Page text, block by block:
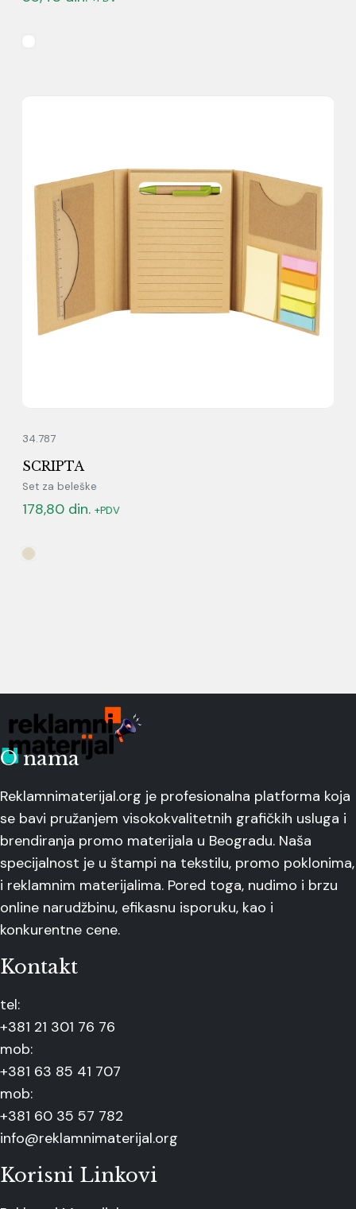
34.787
SCRIPTA
Set za beleške
178,80 din. +PDV
O nama
Reklamnimaterijal.org je profesionalna platforma koja
se bavi pružanjem visokokvalitetnih grafičkih usluga i
brendiranja promo materijala u Beogradu. Naša
specijalnost je u štampi na tekstilu, promo poklonima,
i reklamnim materijalima. Pored toga, nudimo i brzu
online narudžbinu, efikasnu isporuku, kao i
konkurentne cene.
Kontakt
tel:
+381 21 301 76 76
mob:
+381 63 85 41 707
mob:
+381 60 35 57 782
info@reklamnimaterijal.org
Korisni Linkovi